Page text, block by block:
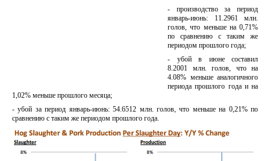
- производство за период
январь-июнь: 11.2961 млн.
голов, что меньше на 0,71%
по сравнению с таким же
периодом прошлого года;
- убой в июне составил
8.2001 млн. голов, что на
4.08% меньше аналогичного
периода прошлого года и на
1,02% меньше прошлого месяца;
- убой за период январь-июнь: 54.6512 млн. голов, что меньше на 0,21% по
сравнению с таким же периодом прошлого года.